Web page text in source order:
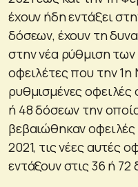
έχουν ήδη εντάξει
δόσεων, έχουν τη
στην νέα ρύθμιση
οφειλέτες που την 1η
ρυθμισμένες
ή 48 δόσεων την
βεβαιώθηκαν
2021, τις νέες αυτές
εντάξουν στις 36 ή 72